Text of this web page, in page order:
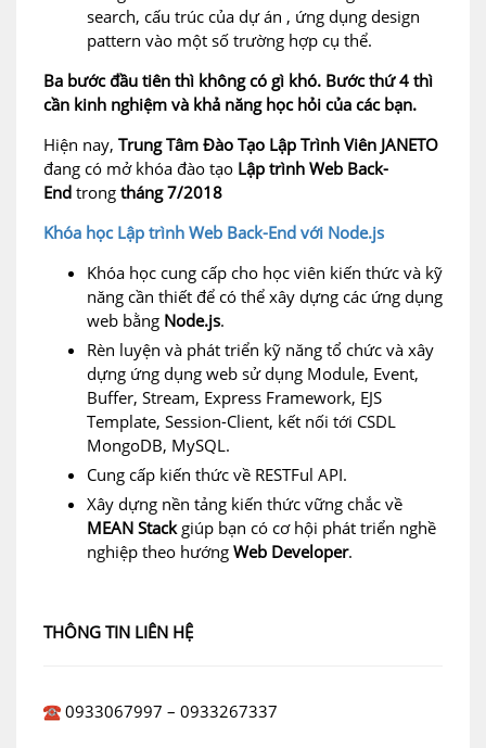
search, cấu trúc của dự án , ứng dụng design
pattern vào một số trường hợp cụ thể.
Ba bước đầu tiên thì không có gì khó. Bước thứ 4 thì
cần kinh nghiệm và khả năng học hỏi của các bạn.
Hiện nay, Trung Tâm Đào Tạo Lập Trình Viên JANETO
đang có mở khóa đào tạo Lập trình Web Back-
End trong tháng 7/2018
Khóa học Lập trình Web Back-End với Node.js
Khóa học cung cấp cho học viên kiến thức và kỹ
năng cần thiết để có thể xây dựng các ứng dụng
web bằng Node.js.
Rèn luyện và phát triển kỹ năng tổ chức và xây
dựng ứng dụng web sử dụng Module, Event,
Buffer, Stream, Express Framework, EJS
Template, Session-Client, kết nối tới CSDL
MongoDB, MySQL.
Cung cấp kiến thức về RESTFul API.
Xây dựng nền tảng kiến thức vững chắc về
MEAN Stackgiúp bạn có cơ hội phát triển nghề
nghiệp theo hướng Web Developer.
THÔNG TIN LIÊN HỆ
0933067997 – 0933267337